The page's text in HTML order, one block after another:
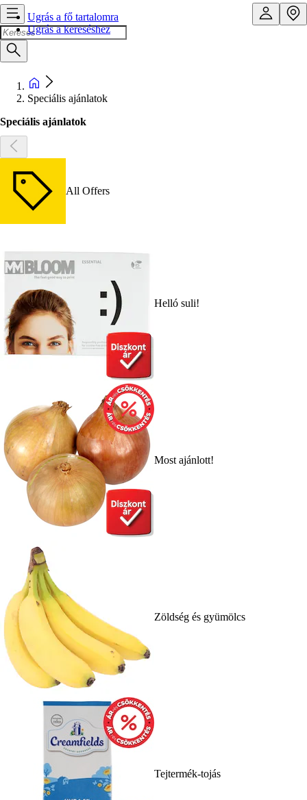
Ugrás a fő tartalomra
Ugrás a kereséshez
Speciális ajánlatok
Speciális ajánlatok
All Offers
Helló suli!
Most ajánlott!
Zöldség és gyümölcs
Tejtermék-tojás